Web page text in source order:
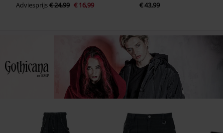
Adviesprijs€ 24,99 € 16,99
€ 43,99